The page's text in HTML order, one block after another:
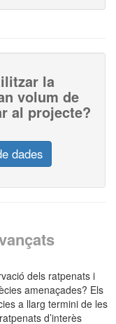
la
volum de
al projecte?
dades
dels ratpenats i
amenaçades? Els
a llarg termini de les
d’interès